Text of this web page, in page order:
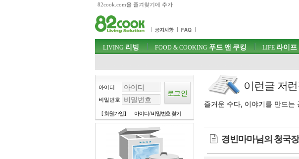
82cook.com을 즐겨찾기에 추가
주메뉴 바로가기
컨텐츠 바로가기
검색 바로가기
로그인 바로가기
주메뉴
LIVING 리빙 FOOD & COOKING 푸드 앤 쿠킹 LIFE 라이프
아이디
비밀번호
[ 회원가입 ] 아이디/ 비밀번호 찾기
이런글 저
즐거운 수다, 이야기를 만드는
경빈마마님의 청국